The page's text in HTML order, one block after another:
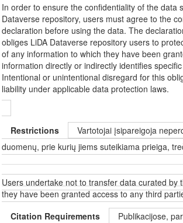
In order to ensure the confidentiality of the data
Dataverse repository, users must agree to the
declaration before using the data. The
obliges LiDA Dataverse repository users to
of any information to which they have been
information directly or indirectly identifies
Intentional or unintentional disregard for this
liability under applicable data protection laws.
Restrictions
Vartotojai įsipareigoja
duomenų, prie kurių jiems suteikiama prieiga,
Users undertake not to transfer data curated by
they have been granted access to any third
Citation Requirements
Publikacijose,